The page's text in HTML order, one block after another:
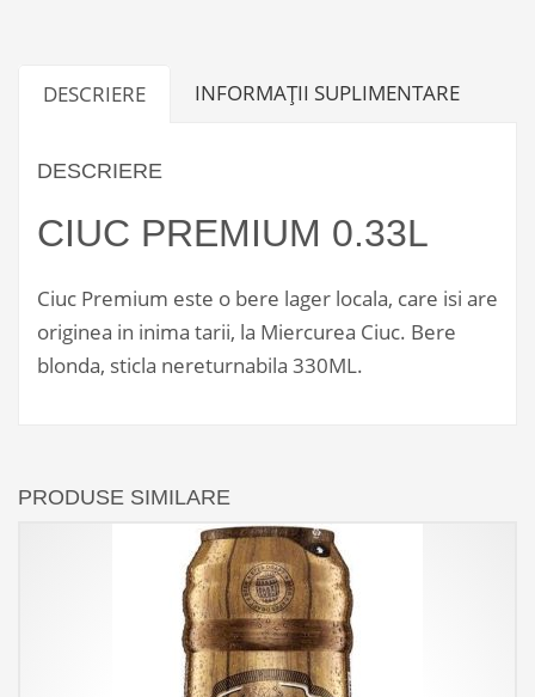
DESCRIERE INFORMAȚII SUPLIMENTARE
DESCRIERE
CIUC PREMIUM 0.33L
Ciuc Premium este o bere lager locala, care isi are
originea in inima tarii, la Miercurea Ciuc. Bere
blonda, sticla nereturnabila 330ML.
PRODUSE SIMILARE